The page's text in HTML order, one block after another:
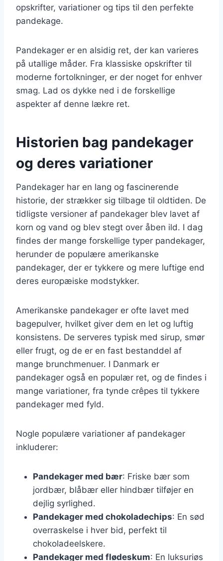
opskrifter, variationer og tips til den perfekte
pandekage.
Pandekager er en alsidig ret, der kan varieres
på utallige måder. Fra klassiske opskrifter til
moderne fortolkninger, er der noget for enhver
smag. Lad os dykke ned i de forskellige
aspekter af denne lækre ret.
Historien bag pandekager
og deres variationer
Pandekager har en lang og fascinerende
historie, der strækker sig tilbage til oldtiden. De
tidligste versioner af pandekager blev lavet af
korn og vand og blev stegt over åben ild. I dag
findes der mange forskellige typer pandekager,
herunder de populære amerikanske
pandekager, der er tykkere og mere luftige end
deres europæiske modstykker.
Amerikanske pandekager er ofte lavet med
bagepulver, hvilket giver dem en let og luftig
konsistens. De serveres typisk med sirup, smør
eller frugt, og de er en fast bestanddel af
mange brunchmenuer. I Danmark er
pandekager også en populær ret, og de findes i
mange variationer, fra tynde crêpes til tykkere
pandekager med fyld.
Nogle populære variationer af pandekager
inkluderer:
Pandekager med bær: Friske bær som
jordbær, blåbær eller hindbær tilføjer en
dejlig syrlighed.
Pandekager med chokoladechips: En sød
overraskelse i hver bid, perfekt til
chokoladeelskere.
Pandekager med flødeskum: En luksuriøs